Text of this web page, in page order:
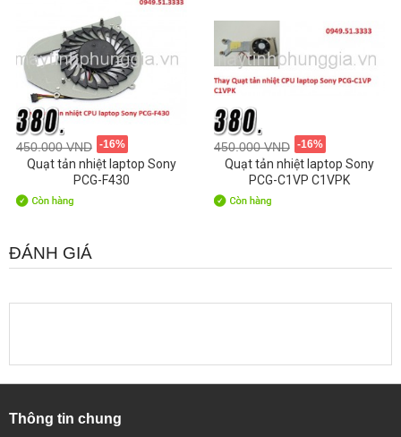
450.000 VND -16%
Quạt tản nhiệt laptop Sony
PCG-F430
450.000 VND -16%
Quạt tản nhiệt laptop Sony
PCG-C1VP C1VPK
ĐÁNH GIÁ
Thông tin chung